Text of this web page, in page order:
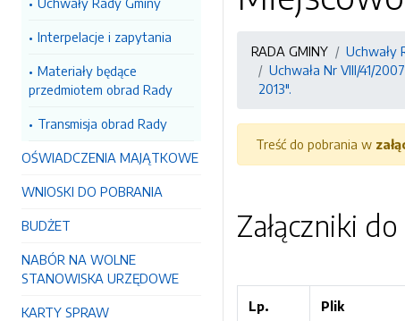
Interpelacje i zapytania
Materiały będące
przedmiotem obrad Rady
Transmisja obrad Rady
OŚWIADCZENIA MAJĄTKOWE
WNIOSKI DO POBRANIA
BUDŻET
NABÓR NA WOLNE
STANOWISKA URZĘDOWE
KARTY SPRAW
RADA GMINY Uchwały
Uchwała Nr VIII/41/
2013".
Treść do pobrania w
Załączniki
Lp. Plik